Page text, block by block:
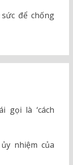
để chống
gọi là ‘cách
nhiệm của